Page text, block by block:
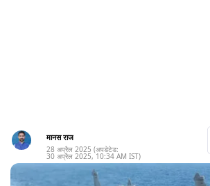
मानस राज
28 अप्रैल 2025 (अपडेटेड:
30 अप्रैल 2025, 10:34 AM IST)